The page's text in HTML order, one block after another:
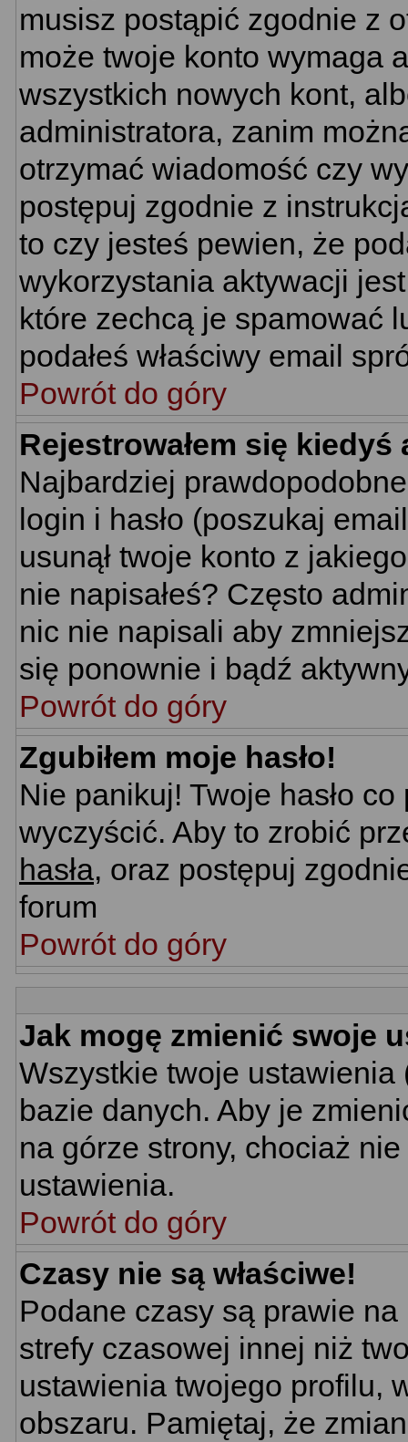
musisz postąpić zgodnie z
może twoje konto wymaga
wszystkich nowych kont,
administratora, zanim
otrzymać wiadomość czy
postępuj zgodnie z
to czy jesteś pewien, że
wykorzystania aktywacji
które zechcą je spamować
podałeś właściwy email
Powrót do góry
Rejestrowałem się
Najbardziej
login i hasło (poszukaj
usunął twoje konto z
nie napisałeś? Często
nic nie napisali aby
się ponownie i bądź
Powrót do góry
Zgubiłem moje hasło!
Nie panikuj! Twoje hasło
wyczyścić. Aby to zrobić
hasła, oraz postępuj
forum
Powrót do góry
Jak mogę zmienić swoje
Wszystkie twoje
bazie danych. Aby je
na górze strony, chociaż
ustawienia.
Powrót do góry
Czasy nie są właściwe!
Podane czasy są prawie
strefy czasowej innej niż
ustawienia twojego profilu,
obszaru. Pamiętaj, że